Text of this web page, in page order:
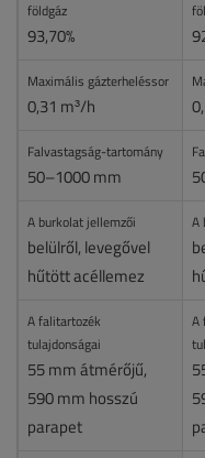
földgáz
93,70%
Maximális gázterheléssor
0,31 m³/h
Falvastagság-tartomány
50–1000 mm
A burkolat jellemzői
belülről, levegővel
hűtött acéllemez
A
A falitartozék
tulajdonságai
55 mm átmérőjű,
590 mm hosszú
parapet
A